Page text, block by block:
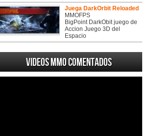
Juega DarkOrbit Reloaded
MMOFPS
BigPoint DarkObit juego de
Accion Juego 3D del
Espacio
Videos MMO Comentados